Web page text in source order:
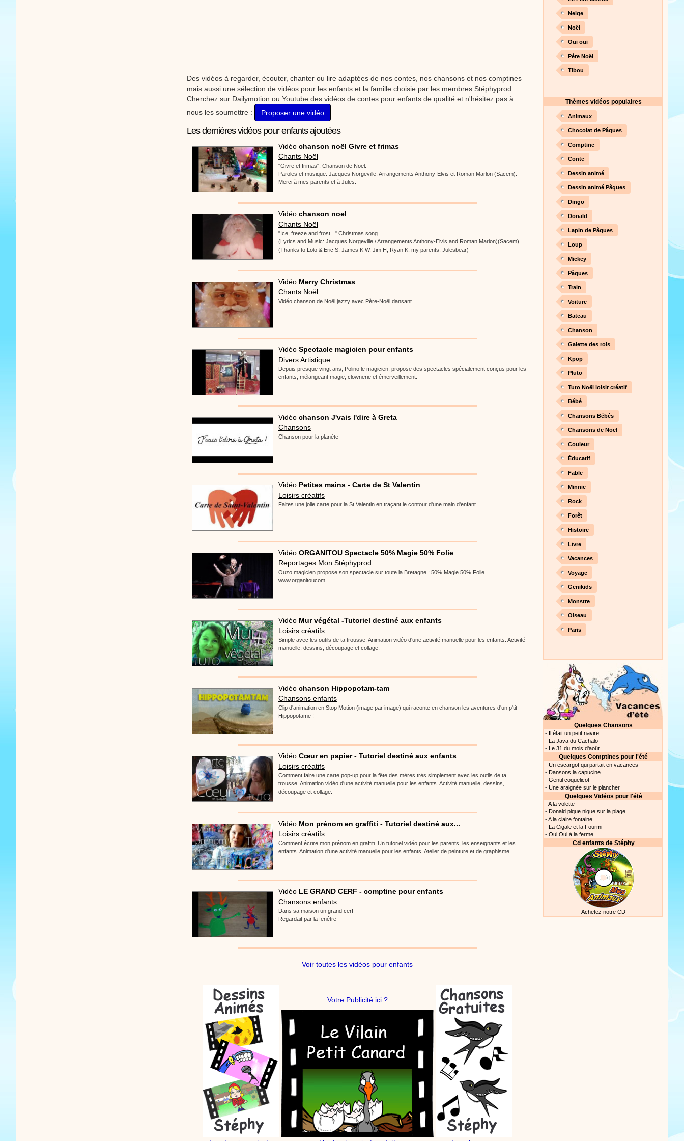
Des vidéos à regarder, écouter, chanter ou lire adaptées de nos contes, nos chansons et nos comptines
mais aussi une sélection de vidéos pour les enfants et la famille choisie par les membres Stéphyprod.
Cherchez sur Dailymotion ou Youtube des vidéos de contes pour enfants de qualité et n'hésitez pas à
nous les soumettre :
Proposer une vidéo
Les dernières vidéos pour enfants ajoutées
Vidéo chanson noël Givre et frimas
Chants Noël
"Givre et frimas". Chanson de Noël.
Paroles et musique: Jacques Norgeville. Arrangements Anthony-Elvis et Roman Marlon (Sacem).
Merci à mes parents et à Jules.
Vidéo chanson noel
Chants Noël
"Ice, freeze and frost..." Christmas song.
(Lyrics and Music: Jacques Norgeville / Arrangements Anthony-Elvis and Roman Marlon)(Sacem)
(Thanks to Lolo & Eric S, James K W, Jim H, Ryan K, my parents, Julesbear)
Vidéo Merry Christmas
Chants Noël
Vidéo chanson de Noël jazzy avec Père-Noël dansant
Vidéo Spectacle magicien pour enfants
Divers Artistique
Depuis presque vingt ans, Polino le magicien, propose des spectacles spécialement conçus pour les
enfants, mélangeant magie, clownerie et émerveillement.
Vidéo chanson J'vais l'dire à Greta
Chansons
Chanson pour la planète
Vidéo Petites mains - Carte de St Valentin
Loisirs créatifs
Faites une jolie carte pour la St Valentin en traçant le contour d'une main d'enfant.
Vidéo ORGANITOU Spectacle 50% Magie 50% Folie
Reportages Mon Stéphyprod
Ouzo magicien propose son spectacle sur toute la Bretagne : 50% Magie 50% Folie
www.organitoucom
Vidéo Mur végétal -Tutoriel destiné aux enfants
Loisirs créatifs
Simple avec les outils de ta trousse. Animation vidéo d'une activité manuelle pour les enfants. Activité
manuelle, dessins, découpage et collage.
Vidéo chanson Hippopotam-tam
Chansons enfants
Clip d'animation en Stop Motion (image par image) qui raconte en chanson les aventures d'un p'tit
Hippopotame !
Vidéo Cœur en papier - Tutoriel destiné aux enfants
Loisirs créatifs
Comment faire une carte pop-up pour la fête des mères très simplement avec les outils de ta
trousse. Animation vidéo d'une activité manuelle pour les enfants. Activité manuelle, dessins,
découpage et collage.
Vidéo Mon prénom en graffiti - Tutoriel destiné aux...
Loisirs créatifs
Comment écrire mon prénom en graffiti. Un tutoriel vidéo pour les parents, les enseignants et les
enfants. Animation d'une activité manuelle pour les enfants. Atelier de peinture et de graphisme.
Vidéo LE GRAND CERF - comptine pour enfants
Chansons enfants
Dans sa maison un grand cerf
Regardait par la fenêtre
Voir toutes les vidéos pour enfants
Votre Publicité ici ?
Neige
Noël
Oui oui
Père Noël
Tibou
Thèmes vidéos populaires
Animaux
Chocolat de Pâques
Comptine
Conte
Dessin animé
Dessin animé Pâques
Dingo
Donald
Lapin de Pâques
Loup
Mickey
Pâques
Train
Voiture
Bateau
Chanson
Galette des rois
Kpop
Pluto
Tuto Noël loisir créatif
Bébé
Chansons Bébés
Chansons de Noël
Couleur
Éducatif
Fable
Minnie
Rock
Forêt
Histoire
Livre
Vacances
Voyage
Genikids
Monstre
Oiseau
Paris
Quelques Chansons
- Il était un petit navire
- La Java du Cachalo
- Le 31 du mois d'août
Quelques Comptines pour l'été
- Un escargot qui partait en vacances
- Dansons la capucine
- Gentil coquelicot
- Une araignée sur le plancher
Quelques Vidéos pour l'été
-A la volette
- Donald pique nique sur la plage
-A la claire fontaine
- La Cigale et la Fourmi
- Oui Oui à la ferme
Cd enfants de Stéphy
Achetez notre CD